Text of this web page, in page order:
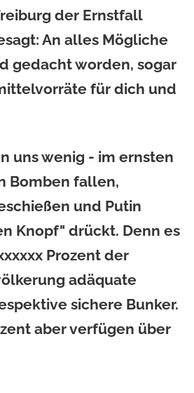
der Ernstfall
An alles Mögliche
gedacht worden, sogar
für dich und
uns wenig - im ernsten
Bomben fallen,
und Putin
Knopf" drückt. Denn es
Prozent der
adäquate
sichere Bunker.
aber verfügen über